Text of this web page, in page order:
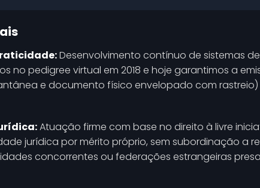
Desenvolvimento contínuo de sistemas
no pedigree virtual em 2018 e hoje garantimos a
e documento físico envelopado com rastreio)
Atuação firme com base no direito à livre
jurídica por mérito próprio, sem subordinação a
concorrentes ou federações estrangeiras